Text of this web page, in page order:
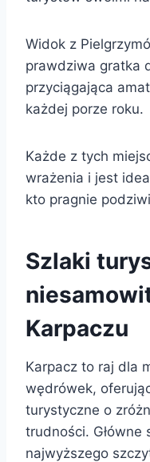
Widok z
prawdziwa gratka
przyciągająca
każdej porze roku.
Każde z tych
wrażenia i jest
kto pragnie
Szlaki
Karpaczu
Karpacz to raj dla
wędrówek,
turystyczne o
trudności. Główne
najwyższego